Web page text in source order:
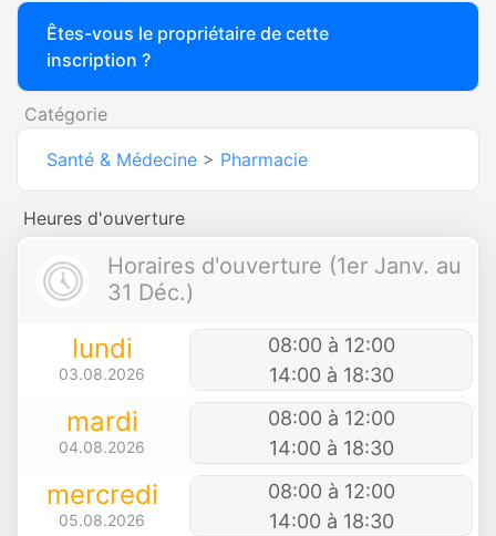
Êtes-vous le propriétaire de cette
inscription ?
Catégorie
Santé & Médecine > Pharmacie
Heures d'ouverture
Horaires d'ouverture (1er Janv. au
31 Déc.)
lundi
03.08.2026
08:00 à 12:00
14:00 à 18:30
mardi
04.08.2026
08:00 à 12:00
14:00 à 18:30
mercredi
05.08.2026
08:00 à 12:00
14:00 à 18:30